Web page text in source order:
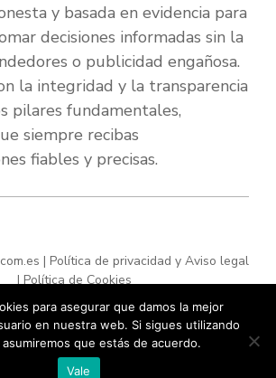
y basada en evidencia para
decisiones informadas sin la
o publicidad engañosa.
la integridad y la transparencia
pilares fundamentales,
siempre recibas
fiables y precisas.
| Política de privacidad y Aviso legal
|Política de Cookies
para asegurar que damos la mejor
en nuestra web. Si sigues utilizando
que estás de acuerdo.
Vale